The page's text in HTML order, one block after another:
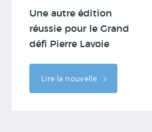
Une autre édition
réussie pour le Grand
défi Pierre Lavoie
Lire la nouvelle